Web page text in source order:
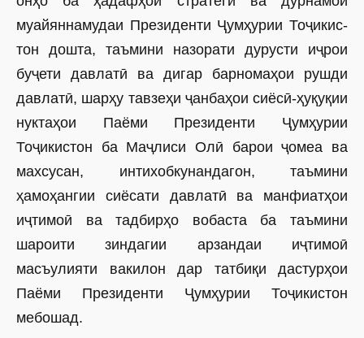
муайяннамудаи Президенти Ҷумҳурии Тоҷикис­
тон дошта, таъмини назорати дурусти иҷрои
буҷети давлатӣ ва дигар барномаҳои рушди
давлатӣ, шарҳу тавзеҳи ҷанбаҳои сиёсӣ-ҳуқуқии
нуктаҳои Паёми Президенти Ҷумҳурии
Тоҷикистон ба Маҷлиси Олӣ барои ҷомеа ва
махсусан, интихобкунандагон, таъмини
ҳамоҳангии сиёсати давлатӣ ва манфиатҳои
иҷтимоӣ ва тадбирҳо вобаста ба таъмини
шароити зиндагии арзандаи иҷтимоӣ
масъулияти вакилон дар татбиқи дастурҳои
Паёми Президенти Ҷумҳурии Тоҷикистон
мебошад.